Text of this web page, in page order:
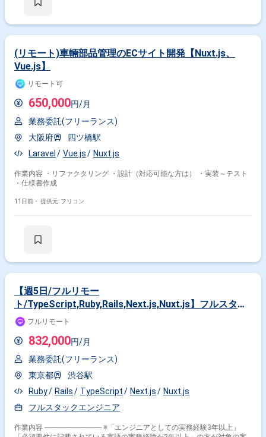
(リモート)車輛部品管理のECサイト開発【Nuxt.js、
Vue.js】
リモート可
650,000円/月
業務委託(フリーランス)
大阪府
四ツ橋駅
Laravel
Vue.js Nuxt.js
作業内容 ・リファクタリング ・設計（対応可能な方は） ・実装～テスト
・仕様書作成
11日前・ 提供元: フリコン
【週5日/フルリモー
ト/TypeScript,Ruby,Rails,Next.js,Nuxt.js】フルスタッ
クエンジニア - HR Techの中途キャリアプロダクトのグ
ロースを牽引するポジション
フルリモート
832,000円/月
業務委託(フリーランス)
東京都
渋谷駅
Ruby
Rails TypeScript Next.js
Nuxt.js
フルスタックエンジニア
作業内容 -------------------------------- ※「エンジニアとしての実務経験3年以上」